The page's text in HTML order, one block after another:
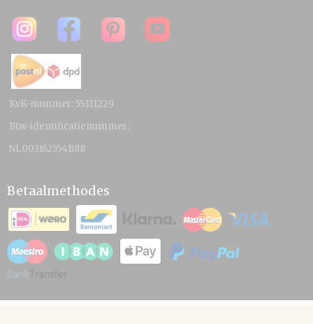
KvK-nummer: 55311229
Btw-identificatienummer:
NL003162554B88
Betaalmethodes